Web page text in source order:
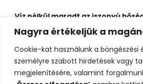
Nagyra értékeljük a
Cookie-kat használunk a böngészési
személyre szabott hirdetések vagy
megjelenítésére, valamint
Víz nélkül maradt az iszonyú
egy kiránduló a legnépszerűbb
hegységben
Felbecsülhetetlen értékű
leletegyüttes került elő Pest